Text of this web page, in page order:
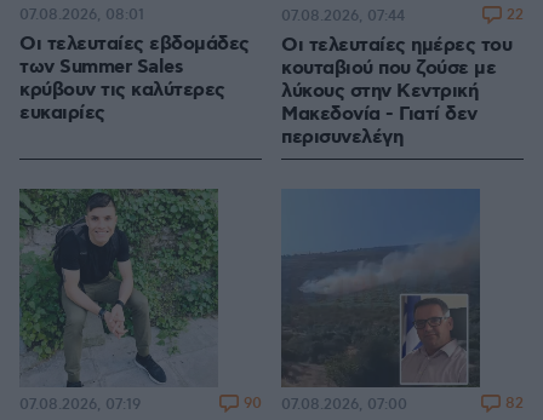
Οι τελευταίες εβδομάδες
των Summer Sales
κρύβουν τις καλύτερες
ευκαιρίες
07.08.2026, 08:01
Οι τελευταίες ημέρες του
κουταβιού που ζούσε με
λύκους στην Κεντρική
Μακεδονία - Γιατί δεν
περισυνελέγη
07.08.2026, 07:44 22
07.08.2026, 07:19 90 07.08.2026, 07:00 82